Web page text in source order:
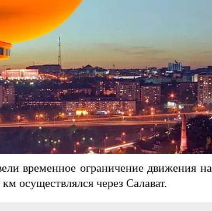
временное ограничение движения на
осуществлялся через Салават.